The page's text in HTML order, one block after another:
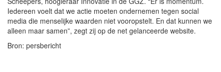
Iedereen voelt dat we actie moeten ondernemen tegen social
media die menselijke waarden niet vooropstelt. En dat kunnen we
alleen maar samen”, zegt zij op de net gelanceerde website.
Bron: persbericht